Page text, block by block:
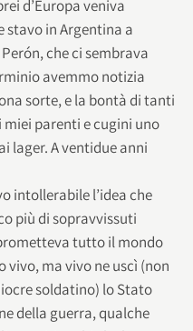
d’Europa veniva
stavo in Argentina a
che ci sembrava
avemmo notizia
sorte, e la bontà di tanti
parenti e cugini uno
lager. A ventidue anni
intollerabile l’idea che
più di sopravvissuti
tutto il mondo
vivo, ma vivo ne uscì (non
soldatino) lo Stato
della guerra, qualche